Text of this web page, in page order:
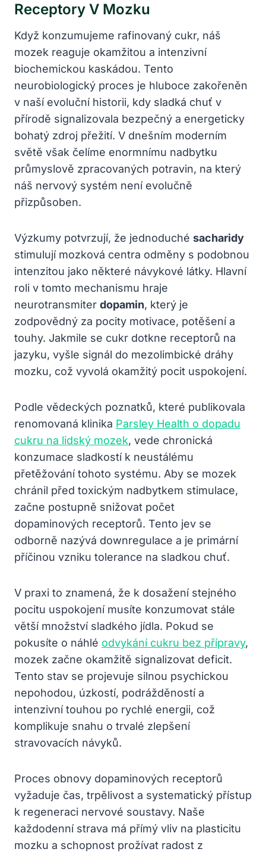
Receptory V Mozku
Když konzumujeme rafinovaný cukr, náš
mozek reaguje okamžitou a intenzivní
biochemickou kaskádou. Tento
neurobiologický proces je hluboce zakořeněn
v naší evoluční historii, kdy sladká chuť v
přírodě signalizovala bezpečný a energeticky
bohatý zdroj přežití. V dnešním moderním
světě však čelíme enormnímu nadbytku
průmyslově zpracovaných potravin, na který
náš nervový systém není evolučně
přizpůsoben.
Výzkumy potvrzují, že jednoduché sacharidy
stimulují mozková centra odměny s podobnou
intenzitou jako některé návykové látky. Hlavní
roli v tomto mechanismu hraje
neurotransmiter dopamin, který je
zodpovědný za pocity motivace, potěšení a
touhy. Jakmile se cukr dotkne receptorů na
jazyku, vyšle signál do mezolimbické dráhy
mozku, což vyvolá okamžitý pocit uspokojení.
Podle vědeckých poznatků, které publikovala
renomovaná klinika Parsley Health o dopadu
cukru na lidský mozek, vede chronická
konzumace sladkostí k neustálému
přetěžování tohoto systému. Aby se mozek
chránil před toxickým nadbytkem stimulace,
začne postupně snižovat počet
dopaminových receptorů. Tento jev se
odborně nazývá downregulace a je primární
příčinou vzniku tolerance na sladkou chuť.
V praxi to znamená, že k dosažení stejného
pocitu uspokojení musíte konzumovat stále
větší množství sladkého jídla. Pokud se
pokusíte o náhlé odvykání cukru bez přípravy,
mozek začne okamžitě signalizovat deficit.
Tento stav se projevuje silnou psychickou
nepohodou, úzkostí, podrážděností a
intenzivní touhou po rychlé energii, což
komplikuje snahu o trvalé zlepšení
stravovacích návyků.
Proces obnovy dopaminových receptorů
vyžaduje čas, trpělivost a systematický přístup
k regeneraci nervové soustavy. Naše
každodenní strava má přímý vliv na plasticitu
mozku a schopnost prožívat radost z